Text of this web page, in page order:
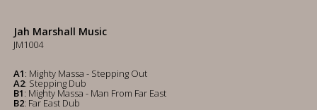
Jah Marshall Music
JM1004
A1: Mighty Massa - Stepping Out
A2: Stepping Dub
B1: Mighty Massa - Man From Far East
B2: Far East Dub